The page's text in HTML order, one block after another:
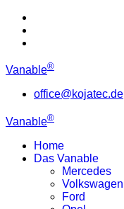
Vanable®
office@kojatec.de
Vanable®
Home
Das Vanable
Mercedes
Volkswagen
Ford